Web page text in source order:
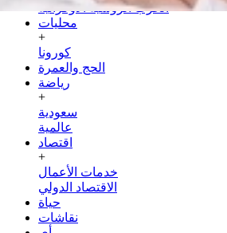
الحرب الروسية الأوكرانية
محليات
+
كورونا
الحج والعمرة
رياضة
+
سعودية
عالمية
اقتصاد
+
خدمات الأعمال
الاقتصاد الدولي
حياة
نقاشات